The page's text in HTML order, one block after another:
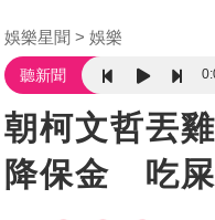
娛樂星聞 娛樂
聽新聞
朝柯文哲丟
降保金 吃屎